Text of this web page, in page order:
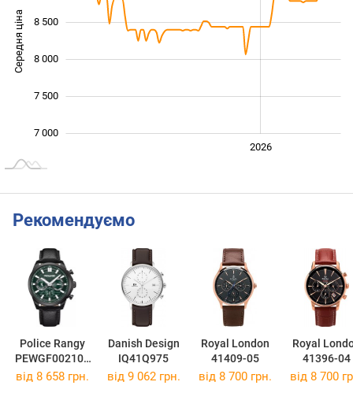
Середня ціна
7 000
7 500
8 000
8 500
2026
Рекомендуємо
Police Rangy
PEWGF002100
7
Danish Design
IQ41Q975
Royal London
41409-05
Royal
41396-04
від 8 658 грн. від 9 062 грн. від 8 700 грн. від 8 700